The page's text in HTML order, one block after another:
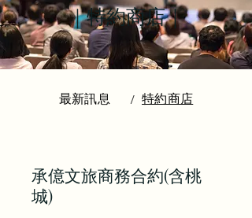
｜特約商店｜
最新訊息 / 特約商店
承億文旅商務合約(含桃
城)